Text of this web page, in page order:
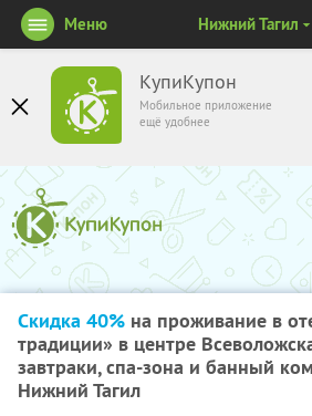
КупиКупон
Мобильное приложение
ещё удобнее
Меню Нижний Тагил
Скидка 40% на проживание в
традиции» в центре
завтраки, спа-зона и банный
Нижний Тагил